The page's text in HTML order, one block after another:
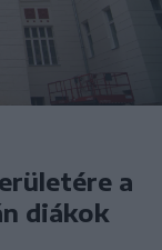
a
diákok